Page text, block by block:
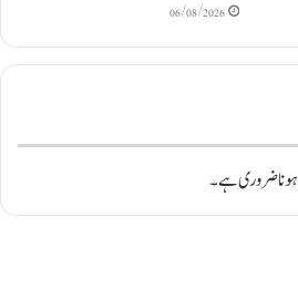
06/08/2026
ہونا ضروری ہے۔